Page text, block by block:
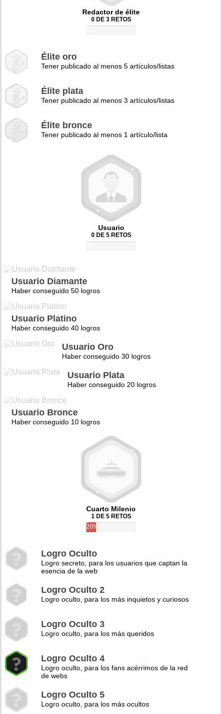
Redactor de élite
0 DE 3 RETOS
Élite oro
Tener publicado al menos 5 artículos/listas
Élite plata
Tener publicado al menos 3 artículos/listas
Élite bronce
Tener publicado al menos 1 artículo/lista
Usuario
0 DE 5 RETOS
Usuario Diamante
Haber conseguido 50 logros
Usuario Platino
Haber conseguido 40 logros
Usuario Oro
Haber conseguido 30 logros
Usuario Plata
Haber conseguido 20 logros
Usuario Bronce
Haber conseguido 10 logros
Cuarto Milenio
1 DE 5 RETOS
20%
Logro Oculto
Logro secreto, para los usuarios que captan la
esencia de la web
Logro Oculto 2
Logro oculto, para los más inquietos y curiosos
Logro Oculto 3
Logro oculto, para los más queridos
Logro Oculto 4
Logro oculto, para los fans acérrimos de la red
de webs
Logro Oculto 5
Logro oculto, para los más ocultos